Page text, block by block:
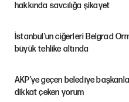
hakkında savcılığa şikayet
İstanbul’un ciğerleri Belgrad
büyük tehlike altında
AKP’ye geçen belediye
dikkat çeken yorum